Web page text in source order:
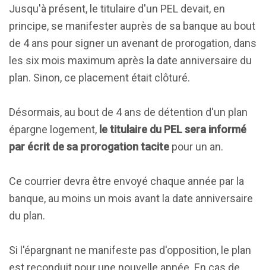
Jusqu'à présent, le titulaire d'un PEL devait, en
principe, se manifester auprès de sa banque au bout
de 4 ans pour signer un avenant de prorogation, dans
les six mois maximum après la date anniversaire du
plan. Sinon, ce placement était clôturé.
Désormais, au bout de 4 ans de détention d'un plan
épargne logement, le titulaire du PEL sera informé
par écrit de sa prorogation tacite pour un an.
Ce courrier devra être envoyé chaque année par la
banque, au moins un mois avant la date anniversaire
du plan.
Si l'épargnant ne manifeste pas d'opposition, le plan
est reconduit pour une nouvelle année. En cas de